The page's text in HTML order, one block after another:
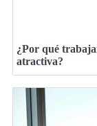
¿Por qué
atractiva?